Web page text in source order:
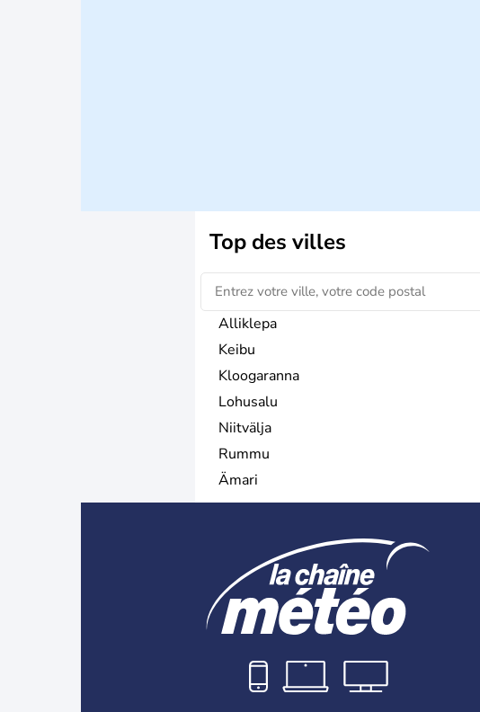
Top des villes
Alliklepa
Keibu
Kloogaranna
Lohusalu
Niitvälja
Rummu
Ämari